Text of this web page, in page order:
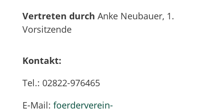
Vertreten durch Anke Neubauer, 1.
Vorsitzende
Kontakt:
Tel.: 02822-976465
E-Mail: foerderverein-